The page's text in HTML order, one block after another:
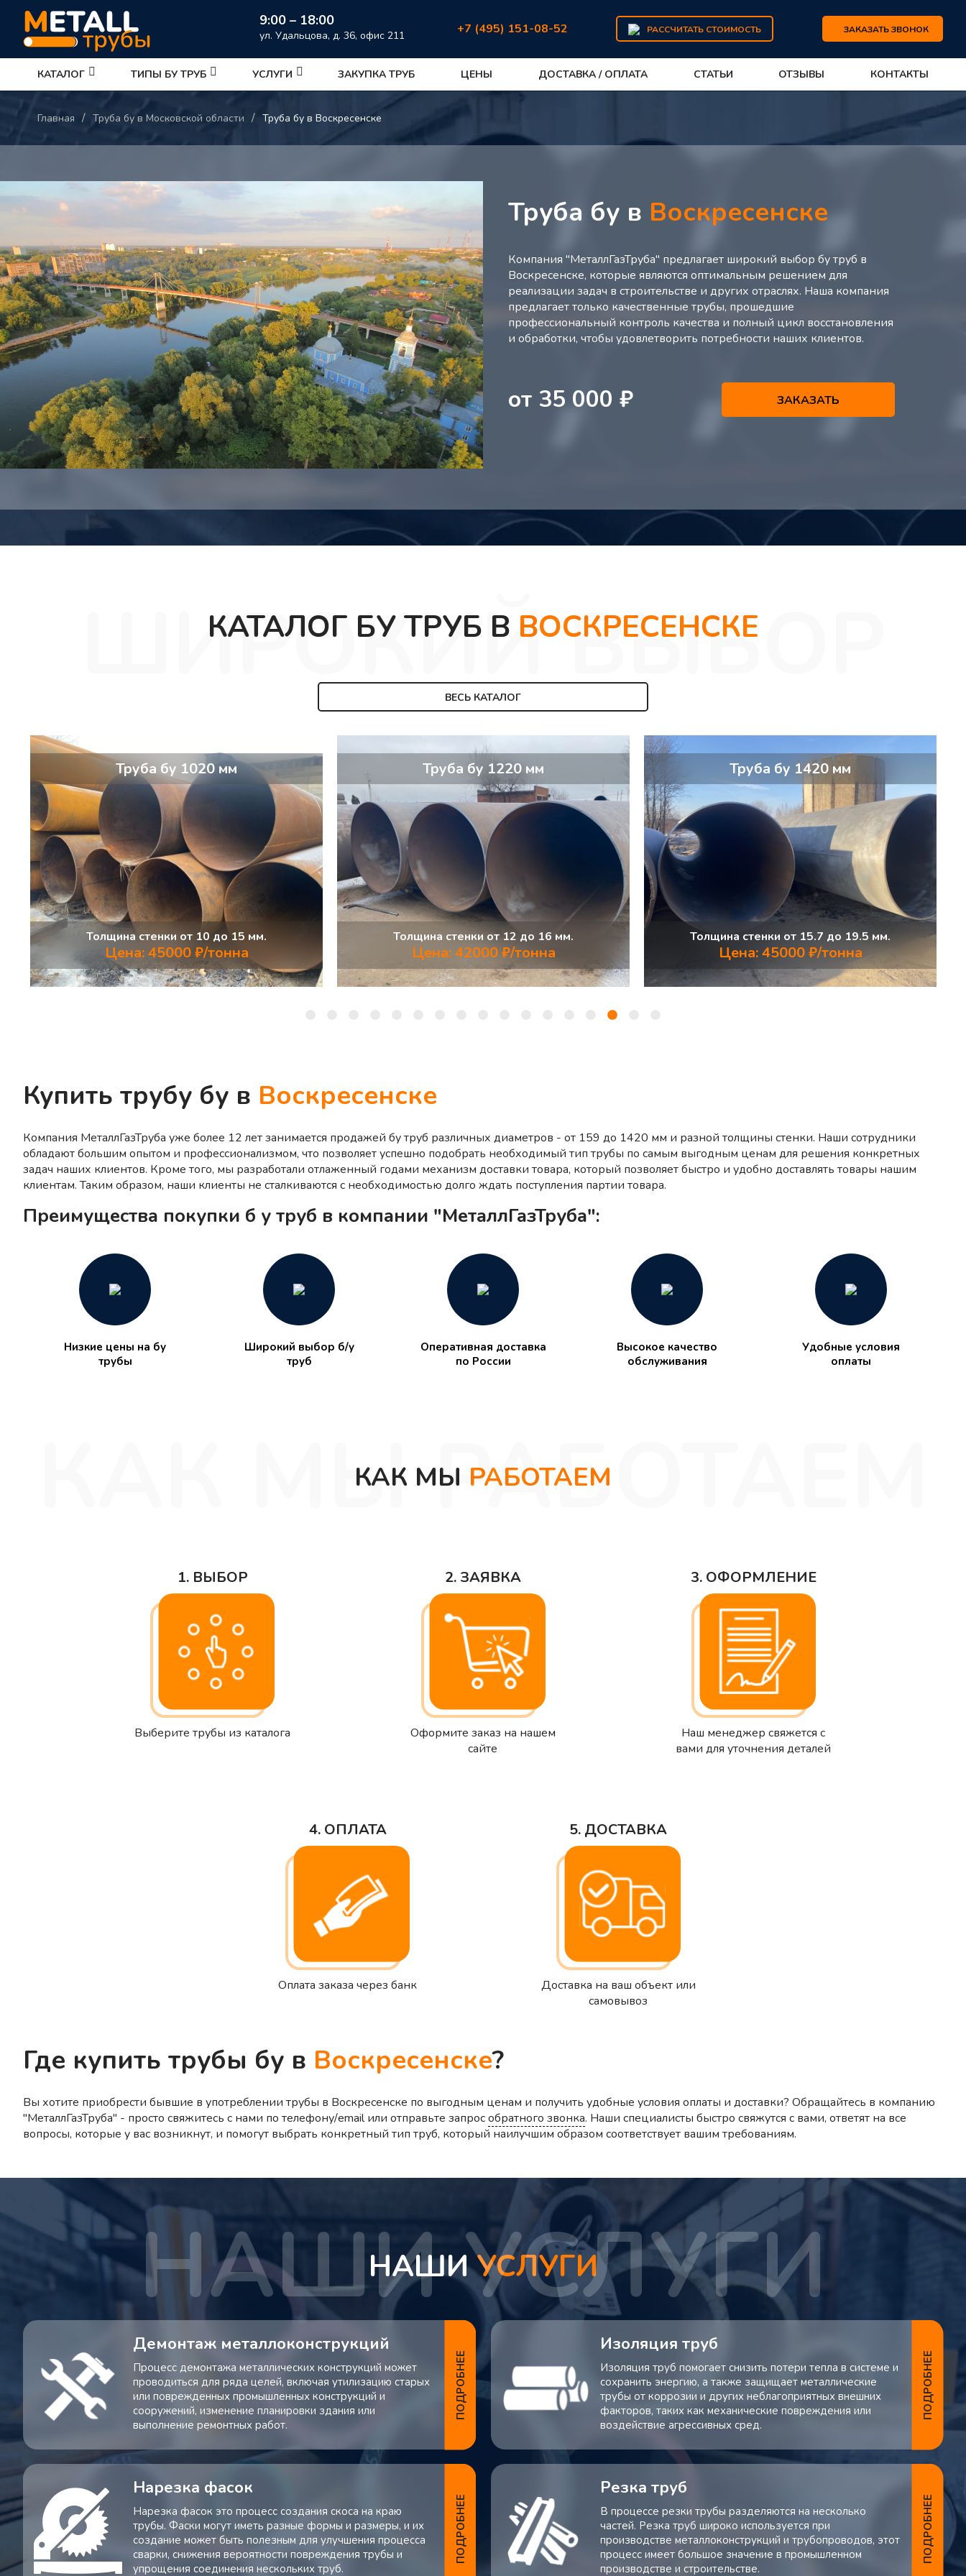
9:00 – 18:00
ул. Удальцова, д. 36, офис 211 +7 (495) 151-08-52 РАССЧИТАТЬ СТОИМОСТЬ ЗАКАЗАТЬ ЗВОНОК
КАТАЛОГ ТИПЫ БУ ТРУБ УСЛУГИ ЗАКУПКА ТРУБ ЦЕНЫ ДОСТАВКА / ОПЛАТА СТАТЬИ ОТЗЫВЫ КОНТАКТЫ
Главная / Труба бу в Московской области / Труба бу в Воскресенске
Труба бу в Воскресенске
Компания "МеталлГазТруба" предлагает широкий выбор бу труб в
Воскресенске, которые являются оптимальным решением для
реализации задач в строительстве и других отраслях. Наша компания
предлагает только качественные трубы, прошедшие
профессиональный контроль качества и полный цикл восстановления
и обработки, чтобы удовлетворить потребности наших клиентов.
от 35 000 ₽ ЗАКАЗАТЬ
КАТАЛОГ БУ ТРУБ В ВОСКРЕСЕНСКЕ
ВЕСЬ КАТАЛОГ
Труба бу 1020 мм
Толщина стенки от 10 до 15 мм.
Цена: 45000 ₽/тонна
Труба бу 1220 мм
Толщина стенки от 12 до 16 мм.
Цена: 42000 ₽/тонна
Труба бу 1420 мм
Толщина стенки от 15.7 до 19.5 мм.
Цена: 45000 ₽/тонна
Купить трубу бу в Воскресенске
Компания МеталлГазТруба уже более 12 лет занимается продажей бу труб различных диаметров - от 159 до 1420 мм и разной толщины стенки. Наши сотрудники
обладают большим опытом и профессионализмом, что позволяет успешно подобрать необходимый тип трубы по самым выгодным ценам для решения конкретных
задач наших клиентов. Кроме того, мы разработали отлаженный годами механизм доставки товара, который позволяет быстро и удобно доставлять товары нашим
клиентам. Таким образом, наши клиенты не сталкиваются с необходимостью долго ждать поступления партии товара.
Преимущества покупки б у труб в компании "МеталлГазТруба":
Низкие цены на бу
трубы
Широкий выбор б/у
труб
Оперативная доставка
по России
Высокое качество
обслуживания
Удобные условия
оплаты
КАК МЫ РАБОТАЕМ
1. ВЫБОР
Выберите трубы из каталога
2. ЗАЯВКА
Оформите заказ на нашем
сайте
3. ОФОРМЛЕНИЕ
Наш менеджер свяжется с
вами для уточнения деталей
4. ОПЛАТА
Оплата заказа через банк
5. ДОСТАВКА
Доставка на ваш объект или
самовывоз
Где купить трубы бу в Воскресенске?
Вы хотите приобрести бывшие в употреблении трубы в Воскресенске по выгодным ценам и получить удобные условия оплаты и доставки? Обращайтесь в компанию
"МеталлГазТруба" - просто свяжитесь с нами по телефону/email или отправьте запрособратного звонка. Наши специалисты быстро свяжутся с вами, ответят на все
вопросы, которые у вас возникнут, и помогут выбрать конкретный тип труб, который наилучшим образом соответствует вашим требованиям.
НАШИУСЛУГИ
Демонтаж металлоконструкций
Процесс демонтажа металлических конструкций может
проводиться для ряда целей, включая утилизацию старых
или поврежденных промышленных конструкций и
сооружений, изменение планировки здания или
выполнение ремонтных работ.
ПОДРОБНЕЕ
Изоляция труб
Изоляция труб помогает снизить потери тепла в системе и
сохранить энергию, а также защищает металлические
трубы от коррозии и других неблагоприятных внешних
факторов, таких как механические повреждения или
воздействие агрессивных сред.
ПОДРОБНЕЕ
Нарезка фасок
Нарезка фасок это процесс создания скоса на краю
трубы. Фаски могут иметь разные формы и размеры, и их
создание может быть полезным для улучшения процесса
сварки, снижения вероятности повреждения трубы и
упрощения соединения нескольких труб.
ПОДРОБНЕЕ
Резка труб
В процессе резки трубы разделяются на несколько
частей. Резка труб широко используется при
производстве металлоконструкций и трубопроводов, этот
процесс имеет большое значение в промышленном
производстве и строительстве.
ПОДРОБНЕЕ